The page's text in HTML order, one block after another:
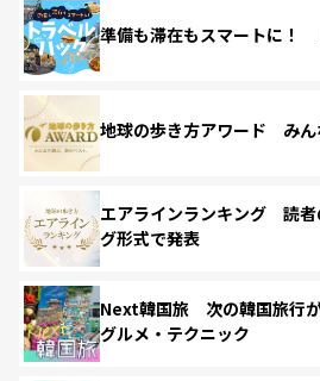
準備も滞在もスマートに！
地球の歩き方アワード みん
エアラインランキング 読者
グ形式で発表
Next韓国旅 次の韓国旅行が
グルメ・テクニック